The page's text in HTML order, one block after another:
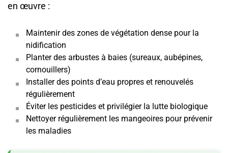
en œuvre :
Maintenir des zones de végétation dense pour la
nidification
Planter des arbustes à baies (sureaux, aubépines,
cornouillers)
Installer des points d’eau propres et renouvelés
régulièrement
Éviter les pesticides et privilégier la lutte biologique
Nettoyer régulièrement les mangeoires pour prévenir
les maladies